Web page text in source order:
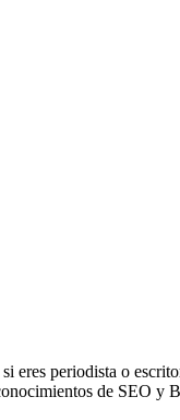
periodista o
de SEO y